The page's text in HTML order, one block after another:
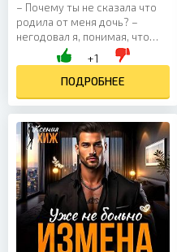
– Почему ты не сказала что
родила от меня дочь? –
негодовал я, понимая, что
пропустил самые важные
годы в жизни Катюшки. – Ты
меня бросил, Тагаев, –
наезжала на меня, в свою
очередь, Оля. – Катя только
моя, понял? – Нет, не понял! Я
хочу участвовать в её жизни,
понимаешь? – А я не хочу,
чтобы ты участвовал. Хватит
подкатывать ко мне свои......
+1
ПОДРОБНЕЕ